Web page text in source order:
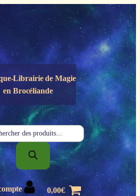
Librairie deMagie
en Brocéliande
0,00€